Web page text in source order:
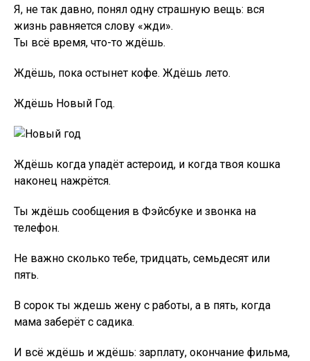
Я, не так давно, понял одну страшную вещь: вся
жизнь равняется слову «жди».
Ты всё время, что-то ждёшь.
Ждёшь, пока остынет кофе. Ждёшь лето.
Ждёшь Новый Год.
Ждёшь когда упадёт астероид, и когда твоя кошка
наконец нажрётся.
Ты ждёшь сообщения в Фэйсбуке и звонка на
телефон.
Не важно сколько тебе, тридцать, семьдесят или
пять.
В сорок ты ждешь жену с работы, а в пять, когда
мама заберёт с садика.
И всё ждёшь и ждёшь: зарплату, окончание фильма,